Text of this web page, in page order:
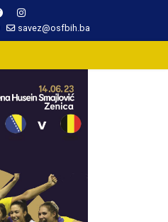
savez@osfbih.ba